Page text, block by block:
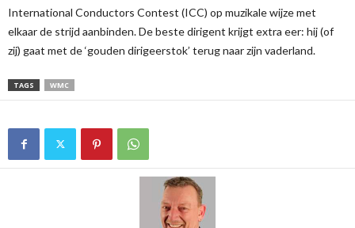
International Conductors Contest (ICC) op muzikale wijze met
elkaar de strijd aanbinden. De beste dirigent krijgt extra eer: hij (of
zij) gaat met de ‘gouden dirigeerstok’ terug naar zijn vaderland.
TAGS WMC